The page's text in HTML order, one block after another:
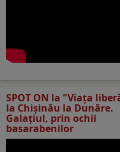
SPOT ON la "Viaţa
la Chișinău la Dunăre.
Galațiul, prin ochii
basarabenilor